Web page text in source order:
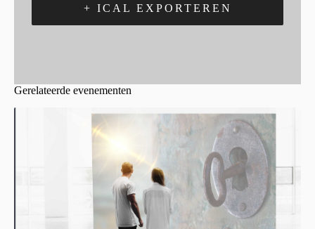
+ ICAL EXPORTEREN
Gerelateerde evenementen